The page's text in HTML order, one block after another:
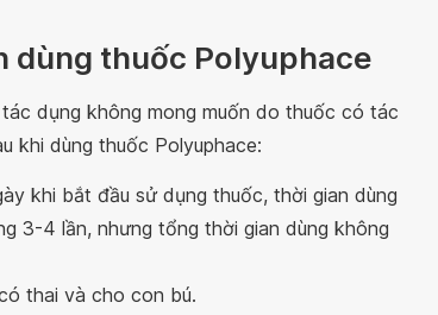
dùng thuốc Polyuphace
dụng không mong muốn do thuốc có tác
khi dùng thuốc Polyuphace:
khi bắt đầu sử dụng thuốc, thời gian dùng
3-4 lần, nhưng tổng thời gian dùng không
thai và cho con bú.